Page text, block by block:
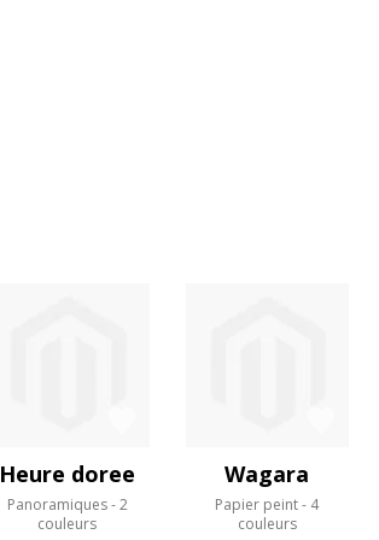
Heure doree
Panoramiques
2
couleurs
Wagara
Papier peint
4
couleurs